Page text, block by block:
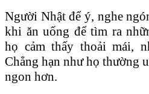
Người Nhật để ý, nghe
khi ăn uống để tìm ra
họ cảm thấy thoải mái,
Chẳng hạn như họ thường
ngon hơn.